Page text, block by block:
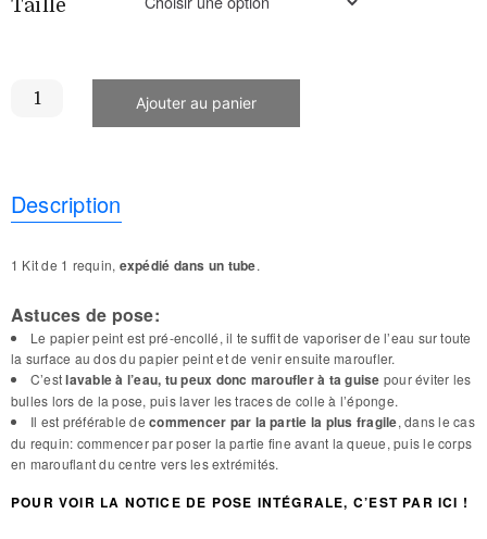
Taille
Ajouter au panier
Description
1 Kit de 1 requin, expédié dans un tube.
Astuces de pose:
Le papier peint est pré-encollé, il te suffit de vaporiser de l’eau sur toute
la surface au dos du papier peint et de venir ensuite maroufler.
C’estlavable à l’eau, tu peux donc maroufler à ta guise pour éviter les
bulles lors de la pose, puis laver les traces de colle à l’éponge.
Il est préférable decommencer par la partie la plus fragile, dans le cas
du requin: commencer par poser la partie fine avant la queue, puis le corps
en marouflant du centre vers les extrémités.
POUR VOIR LA NOTICE DE POSE INTÉGRALE, C’EST PAR ICI !